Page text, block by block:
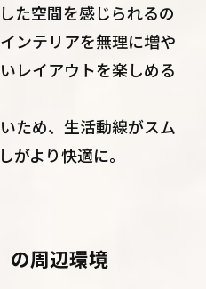
た空間を感じられるの
ンテリアを無理に増や
レイアウトを楽しめる
ため、生活動線がスム
がより快適に。
の周辺環境